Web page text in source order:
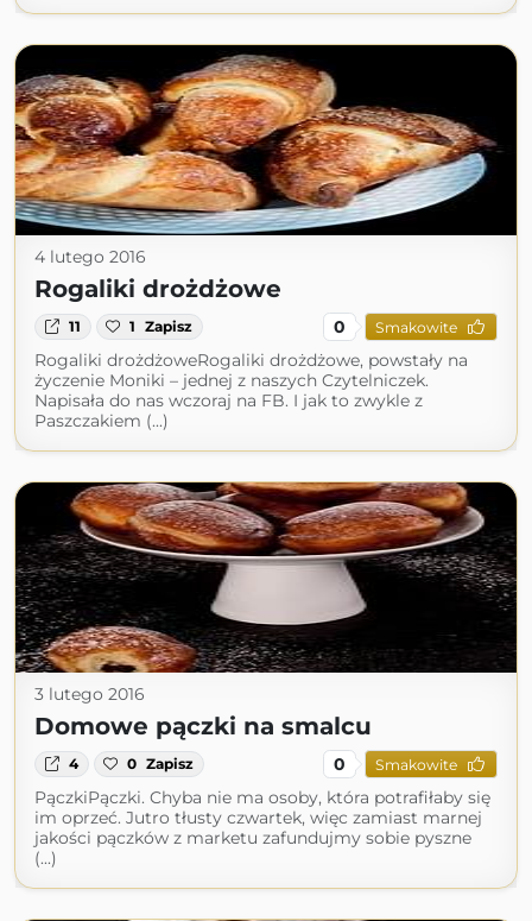
4 lutego 2016
Rogaliki drożdżowe
11 1 Zapisz 0 Smakowite
Rogaliki drożdżoweRogaliki drożdżowe, powstały na
życzenie Moniki – jednej z naszych Czytelniczek.
Napisała do nas wczoraj na FB. I jak to zwykle z
Paszczakiem (...)
3 lutego 2016
Domowe pączki na smalcu
4 0 Zapisz 0 Smakowite
PączkiPączki. Chyba nie ma osoby, która potrafiłaby się
im oprzeć. Jutro tłusty czwartek, więc zamiast marnej
jakości pączków z marketu zafundujmy sobie pyszne
(...)